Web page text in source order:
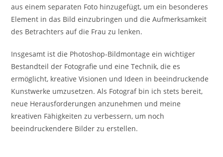
aus einem separaten Foto hinzugefügt, um ein besonderes
Element in das Bild einzubringen und die Aufmerksamkeit
des Betrachters auf die Frau zu lenken.
Insgesamt ist die Photoshop-Bildmontage ein wichtiger
Bestandteil der Fotografie und eine Technik, die es
ermöglicht, kreative Visionen und Ideen in beeindruckende
Kunstwerke umzusetzen. Als Fotograf bin ich stets bereit,
neue Herausforderungen anzunehmen und meine
kreativen Fähigkeiten zu verbessern, um noch
beeindruckendere Bilder zu erstellen.